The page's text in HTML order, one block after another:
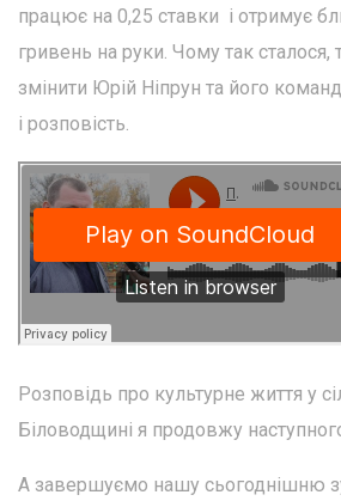
працює на 0,25 ставки і отримує
гривень на руки. Чому так сталося,
змінити Юрій Ніпрун та його
і розповість.
Розповідь про культурне життя у
Біловодщині я продовжу
А завершуємо нашу сьогоднішню